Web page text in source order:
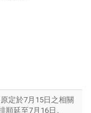
定於7月15日之相關
順延至7月16日。